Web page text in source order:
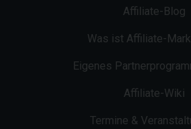
Affiliate-Blog
Was ist Affiliate-
Eigenes
Affiliate-Wiki
Termine &